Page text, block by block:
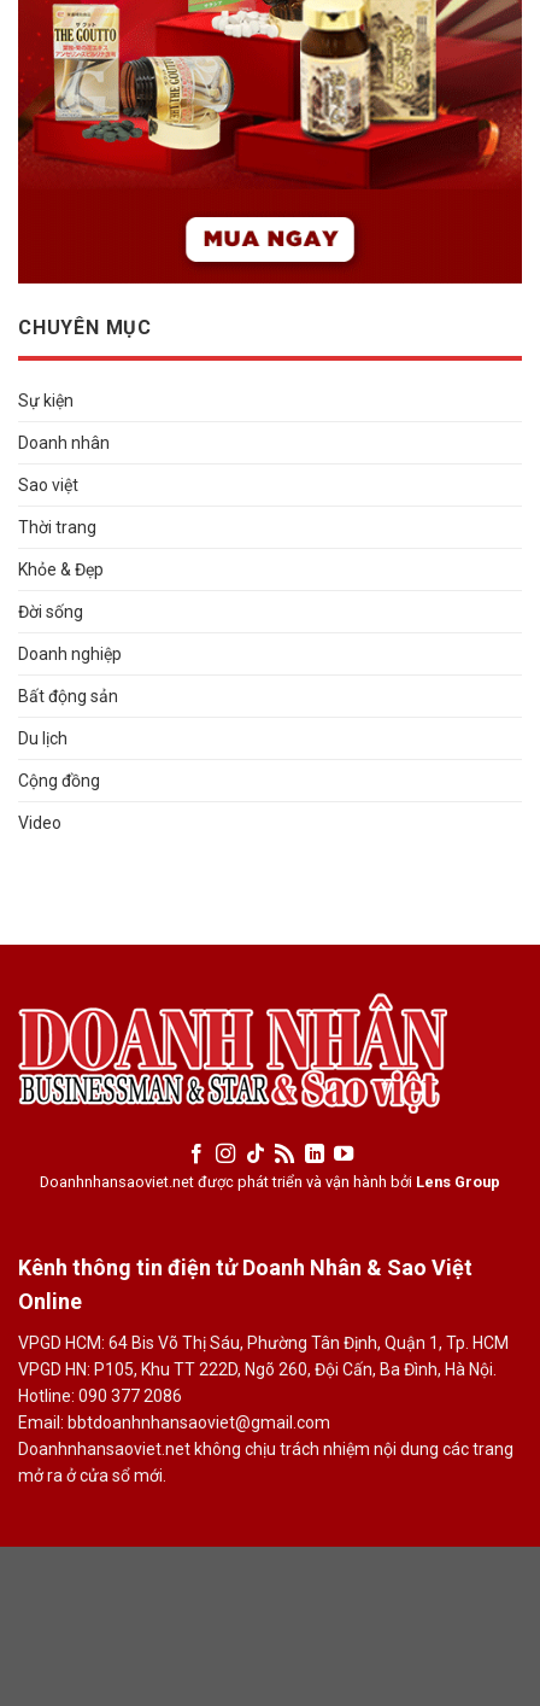
CHUYÊN MỤC
Sự kiện
Doanh nhân
Sao việt
Thời trang
Khỏe & Đẹp
Đời sống
Doanh nghiệp
Bất động sản
Du lịch
Cộng đồng
Video
Doanhnhansaoviet.net được phát triển và vận hành bởi Lens Group
Kênh thông tin điện tử Doanh Nhân & Sao Việt
Online
VPGD HCM: 64 Bis Võ Thị Sáu, Phường Tân Định, Quận 1, Tp. HCM
VPGD HN: P105, Khu TT 222D, Ngõ 260, Đội Cấn, Ba Đình, Hà Nội.
Hotline: 090 377 2086
Email: bbtdoanhnhansaoviet@gmail.com
Doanhnhansaoviet.net không chịu trách nhiệm nội dung các trang
mở ra ở cửa sổ mới.